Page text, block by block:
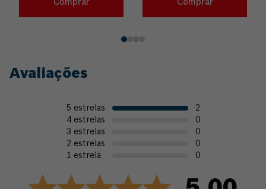
Comprar Comprar
Avaliações
5 estrelas
4 estrelas
3 estrelas
2 estrelas
1
estrela
2
0
0
0
0